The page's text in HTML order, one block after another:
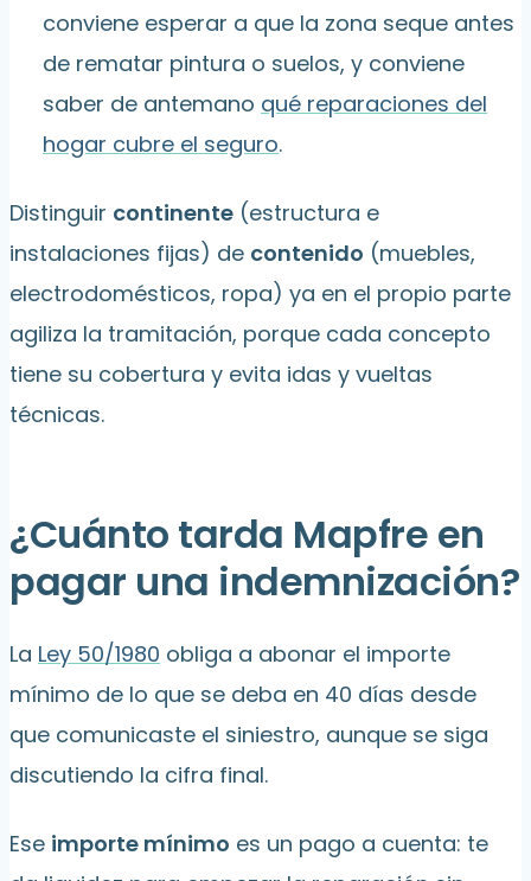
conviene esperar a que la zona seque antes
de rematar pintura o suelos, y conviene
saber de antemano qué reparaciones del
hogar cubre el seguro.
Distinguir continente (estructura e
instalaciones fijas) de contenido (muebles,
electrodomésticos, ropa) ya en el propio parte
agiliza la tramitación, porque cada concepto
tiene su cobertura y evita idas y vueltas
técnicas.
¿Cuánto tarda Mapfre en
pagar una indemnización?
La Ley 50/1980 obliga a abonar el importe
mínimo de lo que se deba en 40 días desde
que comunicaste el siniestro, aunque se siga
discutiendo la cifra final.
Ese importe mínimo es un pago a cuenta: te